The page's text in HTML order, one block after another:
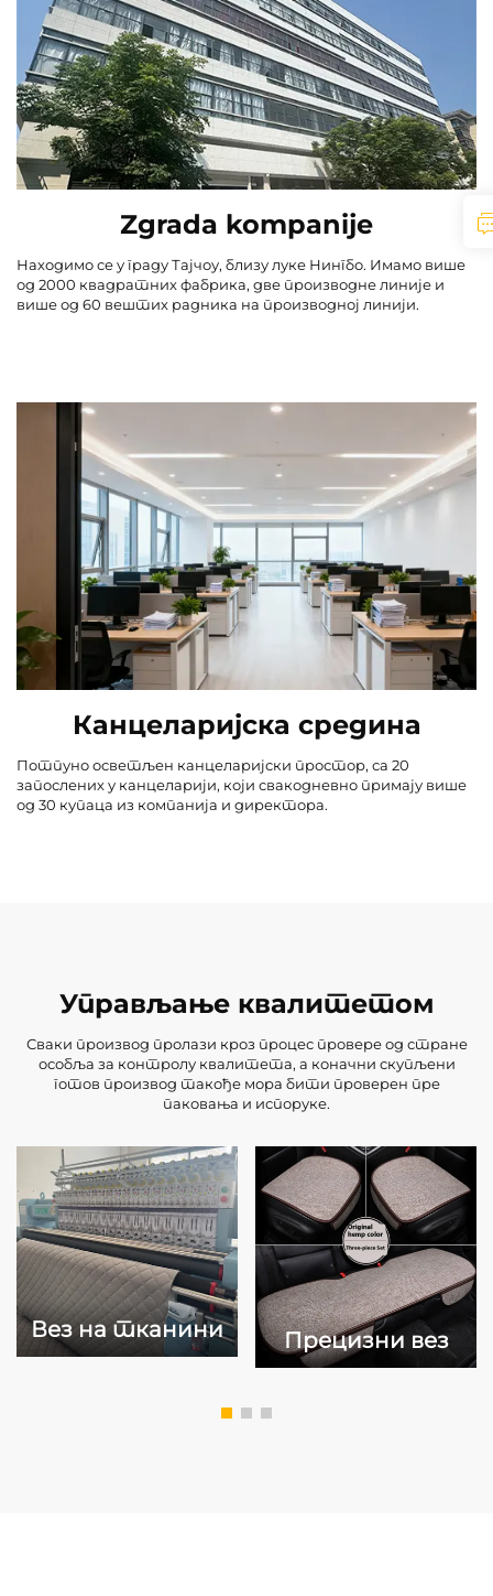
Zgrada kompanije
Находимо се у граду Тајчоу, близу луке Нингбо. Имамо више
од 2000 квадратних фабрика, две производне линије и
више од 60 вештих радника на производној линији.
Канцеларијска средина
Потпуно осветљен канцеларијски простор, са 20
запослених у канцеларији, који свакодневно примају више
од 30 купаца из компанија и директора.
Управљање квалитетом
Сваки производ пролази кроз процес провере од стране
особља за контролу квалитета, а коначни скупљени
готов производ такође мора бити проверен пре
паковања и испоруке.
Вез на тканини Прецизни вез